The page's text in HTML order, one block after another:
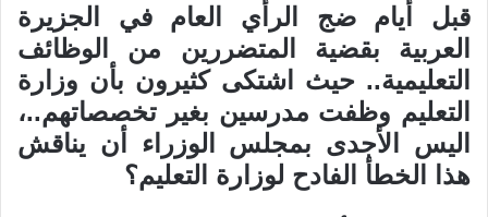
قبل أيام ضج الرأي العام في الجزيرة
العربية بقضية المتضررين من الوظائف
التعليمية.. حيث اشتكى كثيرون بأن وزارة
التعليم وظفت مدرسين بغير تخصصاتهم..،
اليس الأجدى بمجلس الوزراء أن يناقش
هذا الخطأ الفادح لوزارة التعليم؟